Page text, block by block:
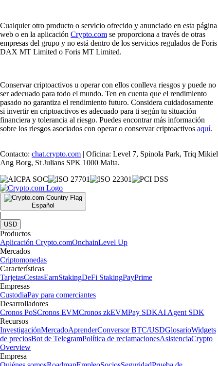
Cualquier otro producto o servicio ofrecido y anunciado en esta página
web o en la aplicación Crypto.com se proporciona a través de otras
empresas del grupo y no está dentro de los servicios regulados de Foris
DAX MT Limited o Foris MT Limited.
Conservar criptoactivos u operar con ellos conlleva riesgos y puede no
ser adecuado para todo el mundo. Ten en cuenta que el rendimiento
pasado no garantiza el rendimiento futuro. Considera cuidadosamente
si invertir en criptoactivos es adecuado para ti según tu situación
financiera y tolerancia al riesgo. Puedes encontrar más información
sobre los riesgos asociados con operar o conservar criptoactivos aquí.
Contacto: chat.crypto.com | Oficina: Level 7, Spinola Park, Triq Mikiel
Ang Borg, St Julians SPK 1000 Malta.
Español
|
USD
Productos
Aplicación Crypto.comOnchainLevel Up
Mercados
Criptomonedas
Características
TarjetasCestasEarnStakingDeFi StakingPayPrime
Empresas
CustodiaPay para comerciantes
Desarrolladores
Cronos PoSCronos EVMCronos zkEVMPay SDKAI Agent SDK
Recursos
InvestigaciónMercadoAprenderConversor BTC/USDGlosarioWidgets
de preciosBot de TelegramPolítica de reclamacionesAsistenciaCrypto
Overview
Empresa